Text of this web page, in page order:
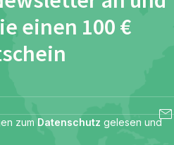
einen 100 €
zum Datenschutz gelesen und